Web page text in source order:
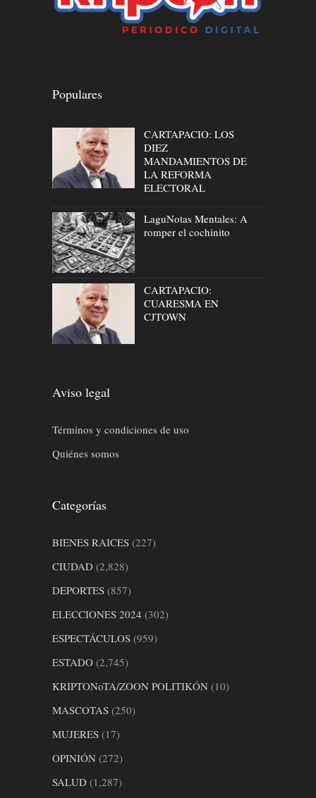
Populares
CARTAPACIO: LOS
DIEZ
MANDAMIENTOS DE
LA REFORMA
ELECTORAL
LaguNotas Mentales: A
romper el cochinito
CARTAPACIO:
CUARESMA EN
CJTOWN
Aviso legal
Términos y condiciones de uso
Quiénes somos
Categorías
BIENES RAICES (227)
CIUDAD (2,828)
DEPORTES (857)
ELECCIONES 2024 (302)
ESPECTÁCULOS (959)
ESTADO (2,745)
KRIPTONoTA/ZOON POLITIKÓN (10)
MASCOTAS (250)
MUJERES (17)
OPINIÓN (272)
SALUD (1,287)